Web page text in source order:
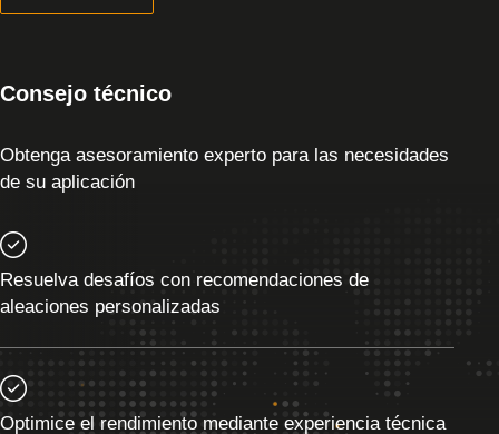
Consejo técnico
Obtenga asesoramiento experto para las necesidades
de su aplicación
Resuelva desafíos con recomendaciones de
aleaciones personalizadas
Optimice el rendimiento mediante experiencia técnica